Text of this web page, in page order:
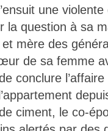
une
la question à sa
mère des
de sa femme
conclure
ciment, le co-